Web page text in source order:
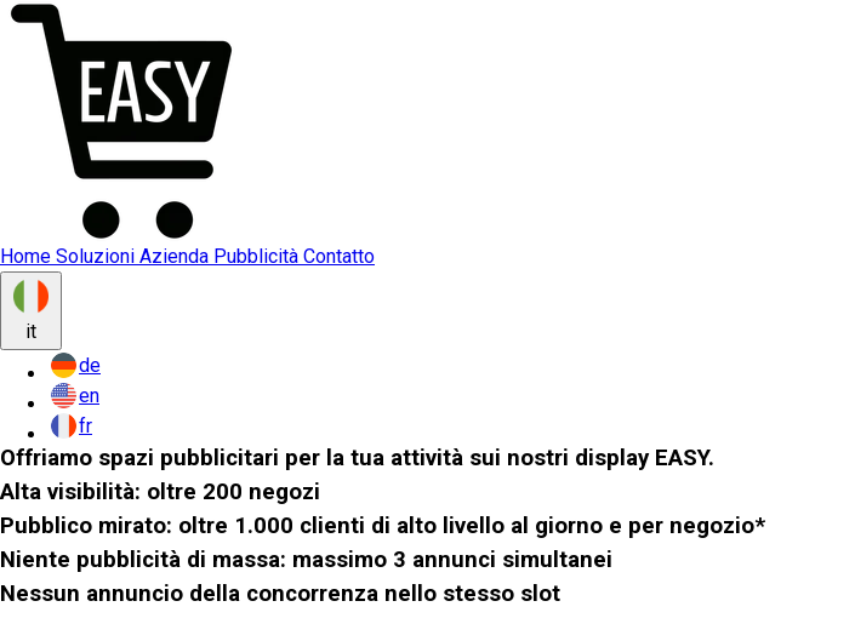
Home Soluzioni Azienda Pubblicità Contatto
it
de
en
fr
Offriamo spazi pubblicitari per la tua attività sui nostri display EASY.
Alta visibilità: oltre 200 negozi
Pubblico mirato: oltre 1.000 clienti di alto livello al giorno e per negozio*
Niente pubblicità di massa: massimo 3 annunci simultanei
Nessun annuncio della concorrenza nello stesso slot